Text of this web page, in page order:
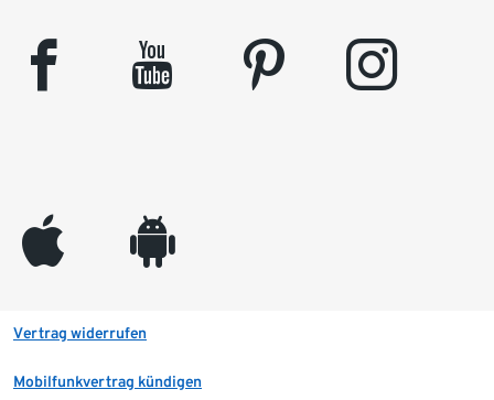
facebook youtube pinterest instagram
appleinc android
Vertrag widerrufen
Mobilfunkvertrag kündigen